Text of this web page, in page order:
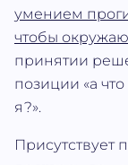
умением
чтобы
принятии
позиции «а что
я?».
Присутствует